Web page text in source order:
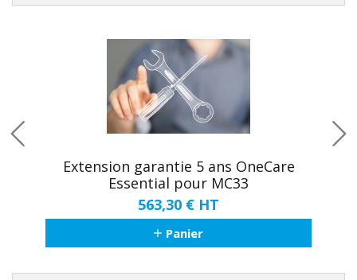
Extension garantie 5 ans OneCare
Essential pour MC33
563,30 € HT
Panier